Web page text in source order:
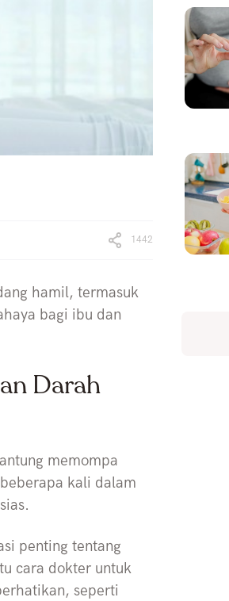
1442
hamil, termasuk
bagi ibu dan
Darah
memompa
kali dalam
penting tentang
cara dokter untuk
seperti